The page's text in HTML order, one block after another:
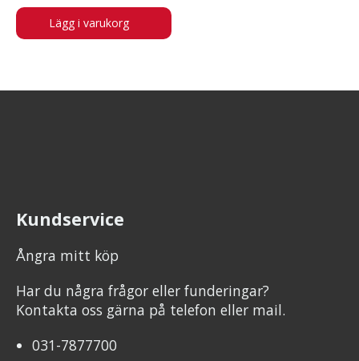
Lägg i varukorg
Kundservice
Ångra mitt köp
Har du några frågor eller funderingar?
Kontakta oss gärna på telefon eller mail.
031-7877700